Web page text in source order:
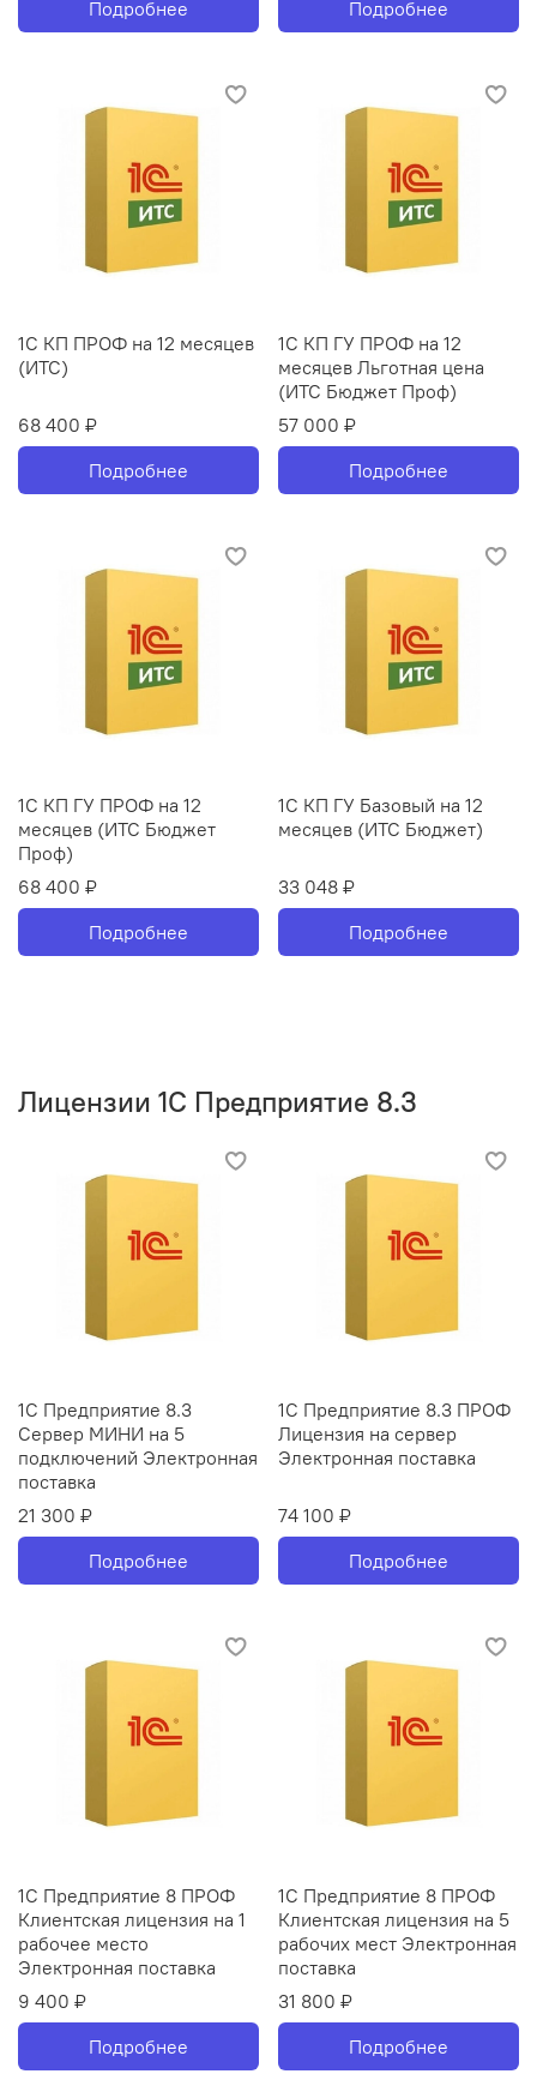
Подробнее Подробнее
1С КП ПРОФ на 12 месяцев
(ИТС)
68 400 ₽
Подробнее
1С КП ГУ ПРОФ на 12
месяцев Льготная цена
(ИТС Бюджет Проф)
57 000 ₽
Подробнее
1С КП ГУ ПРОФ на 12
месяцев (ИТС Бюджет
Проф)
68 400 ₽
Подробнее
1С КП ГУ Базовый на 12
месяцев (ИТС Бюджет)
33 048 ₽
Подробнее
Лицензии 1С Предприятие 8.3
1С Предприятие 8.3
Сервер МИНИ на 5
подключений Электронная
поставка
21 300 ₽
Подробнее
1С Предприятие 8.3 ПРОФ
Лицензия на сервер
Электронная поставка
74 100 ₽
Подробнее
1С Предприятие 8 ПРОФ
Клиентская лицензия на 1
рабочее место
Электронная поставка
9 400 ₽
Подробнее
1С Предприятие 8 ПРОФ
Клиентская лицензия на 5
рабочих мест Электронная
поставка
31 800 ₽
Подробнее